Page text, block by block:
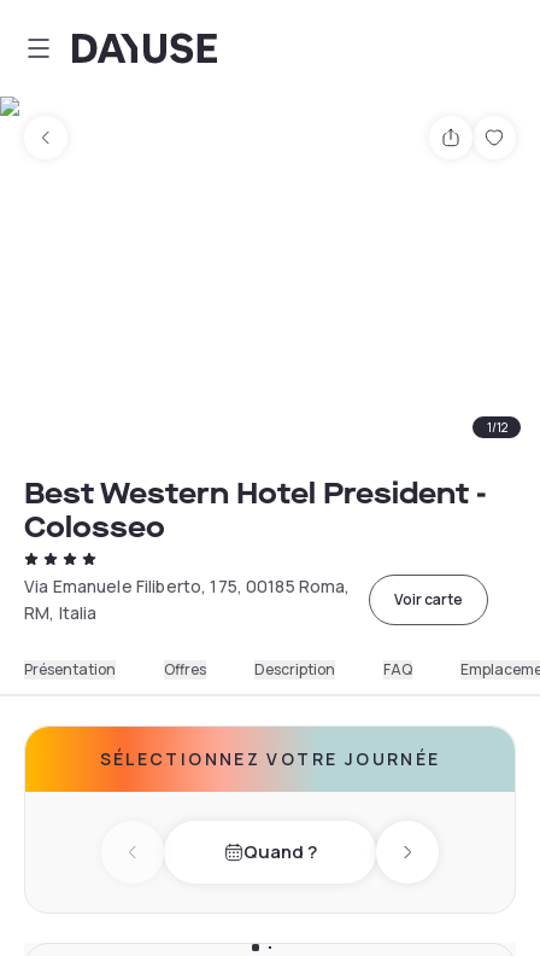
Dayuse
Partager
1/12
Best Western Hotel President -
Colosseo
Via Emanuele Filiberto, 175, 00185 Roma,
RM, Italia
Voir carte
Présentation Offres Description FAQ
SÉLECTIONNEZ VOTRE JOURNÉE
Previous dayQuand ? Next day